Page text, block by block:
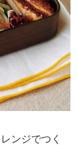
ンジでつく